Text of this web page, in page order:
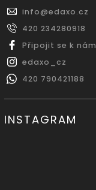
info@edaxo.cz
420 234280918
Připojit se k nám
edaxo_cz
420 790421188
INSTAGRAM